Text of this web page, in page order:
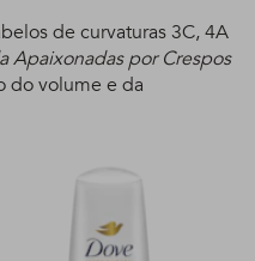
de curvaturas 3C, 4A
Apaixonadas por Crespos
do volume e da